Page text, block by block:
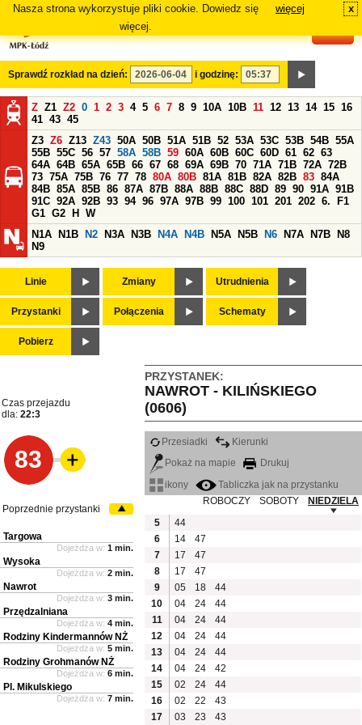
Nasza strona wykorzystuje pliki cookie. Dowiedz się
więcej.
więcej x
Sprawdź rozkład na dzień: i godzinę:
Z Z1 Z2 0 1 2 3 4 5 6 7 8 9 10A 10B 11 12 13 14 15 16
41 43 45
Z3 Z6 Z13 Z43 50A 50B 51A 51B 52 53A 53C 53B 54B 55A
55B 55C 56 57 58A 58B 59 60A 60B 60C 60D 61 62 63
64A 64B 65A 65B 66 67 68 69A 69B 70 71A 71B 72A 72B
73 75A 75B 76 77 78 80A 80B 81A 81B 82A 82B 83 84A
84B 85A 85B 86 87A 87B 88A 88B 88C 88D 89 90 91A 91B
91C 92A 92B 93 94 96 97A 97B 99 100 101 201 202 6.
F1
G1 G2 H
W
N1A
N1B N2 N3A N3B N4A N4B N5A N5B N6 N7A N7B
N8
N9
Linie Zmiany Utrudnienia
Przystanki Połączenia Schematy
Pobierz
PRZYSTANEK:
NAWROT - KILIŃSKIEGO
(0606)
Czas przejazdu
dla: 22:3
83
Przesiadki
Kierunki
Pokaż na mapie
Drukuj
ikony
Tabliczka jak na przystanku
ROBOCZY
SOBOTY
NIEDZIELA
5
44
6
14
47
7
17
47
8
17
47
9
05 18
44
10
04 24
44
11
04 24
44
12
04 24
44
13
04 24
44
14
04 24
42
15
02 24
44
16
02 22
43
17
03 23 43
Poprzednie przystanki
Targowa
Dojeżdża w: 1 min.
Wysoka
Dojeżdża w: 2 min.
Nawrot
Dojeżdża w: 3 min.
Przędzalniana
Dojeżdża w: 4 min.
Rodziny Kindermannów NŻ
Dojeżdża w: 5 min.
Rodziny Grohmanów NŻ
Dojeżdża w: 6 min.
Pl. Mikulskiego
Dojeżdża w: 7 min.